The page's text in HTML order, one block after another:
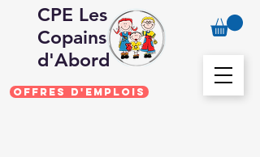
Offres d'emplois
CPE Les
Copains
d'Abord